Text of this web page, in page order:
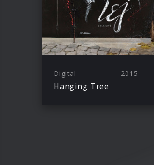
Digital 2015
Hanging Tree